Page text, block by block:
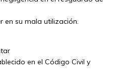
en su mala utilización.
en el Código Civil y